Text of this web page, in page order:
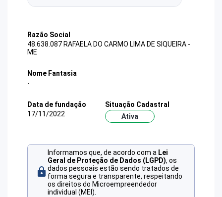
Razão Social
48.638.087 RAFAELA DO CARMO LIMA DE SIQUEIRA -
ME
Nome Fantasia
-
Data de fundação
17/11/2022
Situação Cadastral
Ativa
Informamos que, de acordo com a Lei
Geral de Proteção de Dados (LGPD), os
dados pessoais estão sendo tratados de
forma segura e transparente, respeitando
os direitos do Microempreendedor
individual (MEI).